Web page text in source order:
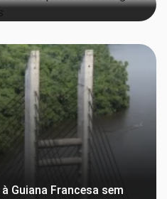
Guiana Francesa sem